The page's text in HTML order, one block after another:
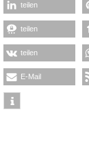
teilen
teilen
teilen
E-Mail